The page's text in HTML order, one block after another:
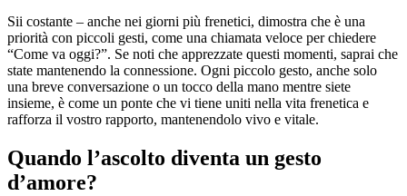
Sii costante – anche nei giorni più frenetici, dimostra che è una
priorità con piccoli gesti, come una chiamata veloce per chiedere
“Come va oggi?”. Se noti che apprezzate questi momenti, saprai che
state mantenendo la connessione. Ogni piccolo gesto, anche solo
una breve conversazione o un tocco della mano mentre siete
insieme, è come un ponte che vi tiene uniti nella vita frenetica e
rafforza il vostro rapporto, mantenendolo vivo e vitale.
Quando l’ascolto diventa un gesto
d’amore?